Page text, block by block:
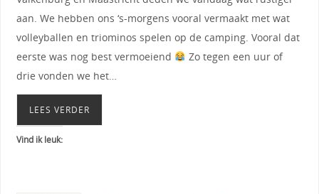
aan. We hebben ons ‘s-morgens vooral vermaakt met wat
volleyballen en triominos spelen op de camping. Vooral dat
eerste was nog best vermoeiend
Zo tegen een uur of
drie vonden we het…
LEES VERDER
Vind ik leuk: